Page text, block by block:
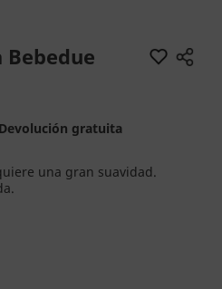
gratuita
una gran suavidad.